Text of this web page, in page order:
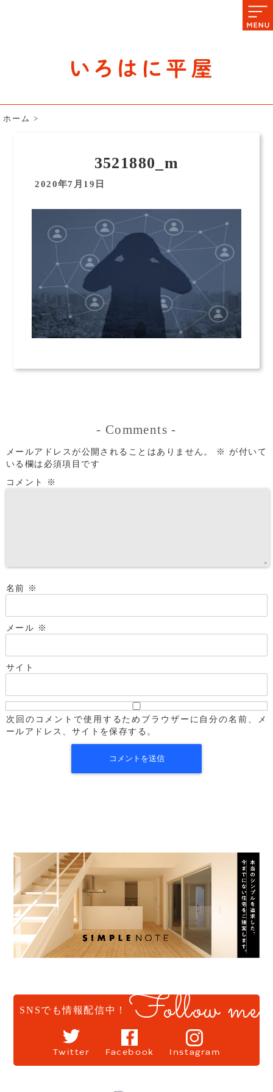
ホーム >
3521880_m
2020年7月19日
- Comments -
メールアドレスが公開されることはありません。 ※ が付いて
いる欄は必須項目です
コメント
※
名前 ※
メール ※
サイト
次回のコメントで使用するためブラウザーに自分の名前、メ
ールアドレス、サイトを保存する。
SNSでも情報配信中！ Follow me
Twitter Facebook Instagram